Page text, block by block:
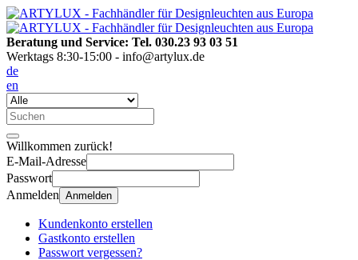
Beratung und Service: Tel. 030.23 93 03 51
Werktags 8:30-15:00 - info@artylux.de
de
en
Willkommen zurück!
E-Mail-Adresse
Passwort
Anmelden Anmelden
Kundenkonto erstellen
Gastkonto erstellen
Passwort vergessen?